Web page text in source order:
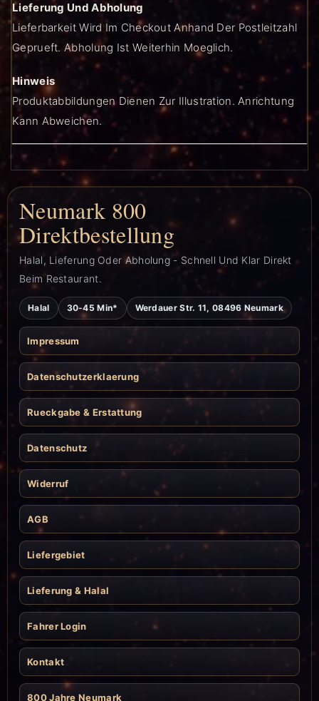
Lieferung Und Abholung
Lieferbarkeit Wird Im Checkout Anhand Der Postleitzahl
Geprueft. Abholung Ist Weiterhin Moeglich.
Hinweis
Produktabbildungen Dienen Zur Illustration. Anrichtung
Kann Abweichen.
Neumark 800
Direktbestellung
Halal, Lieferung Oder Abholung - Schnell Und Klar Direkt
Beim Restaurant.
Halal 30-45 Min* Werdauer Str. 11, 08496 Neumark
Impressum
Datenschutzerklaerung
Rueckgabe & Erstattung
Datenschutz
Widerruf
AGB
Liefergebiet
Lieferung & Halal
Fahrer Login
Kontakt
800 Jahre Neumark